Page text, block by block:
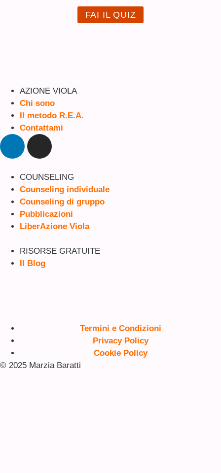
FAI IL QUIZ
AZIONE VIOLA
Chi sono
Il metodo R.E.A.
Contattami
COUNSELING
Counseling individuale
Counseling di gruppo
Pubblicazioni
LiberAzione Viola
RISORSE GRATUITE
Il Blog
Termini e Condizioni
Privacy Policy
Cookie Policy
© 2025 Marzia Baratti